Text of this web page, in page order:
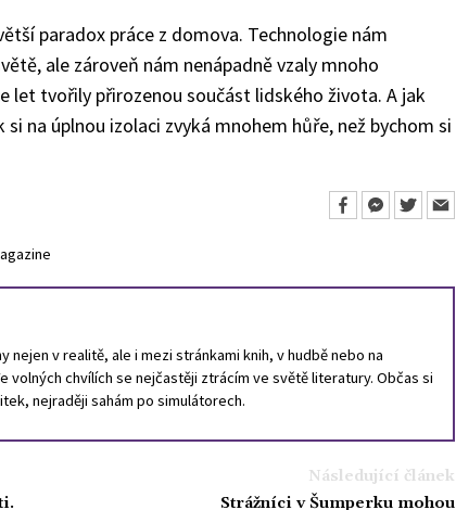
paradox práce z domova. Technologie nám
ale zároveň nám nenápadně vzaly mnoho
let tvořily přirozenou součást lidského života. A jak
na úplnou izolaci zvyká mnohem hůře, než bychom si
nejen v realitě, ale i mezi stránkami knih, v hudbě nebo na
volných chvílích se nejčastěji ztrácím ve světě literatury. Občas si
nejraději sahám po simulátorech.
Následující článek
Strážníci v Šumperku mohou